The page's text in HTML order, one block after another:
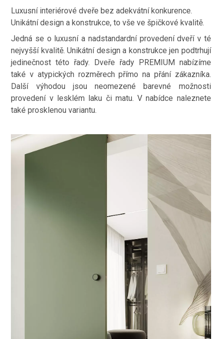
Luxusní interiérové dveře bez adekvátní konkurence.
Unikátní design a konstrukce, to vše ve špičkové kvalitě.
Jedná se o luxusní a nadstandardní provedení dveří v té
nejvyšší kvalitě. Unikátní design a konstrukce jen podtrhují
jedinečnost této řady. Dveře řady PREMIUM nabízíme
také v atypických rozměrech přímo na přání zákazníka.
Další výhodou jsou neomezené barevné možnosti
provedení v lesklém laku či matu. V nabídce naleznete
také prosklenou variantu.